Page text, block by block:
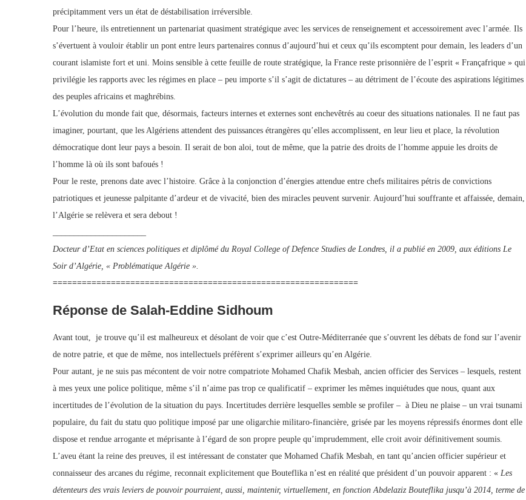
précipitamment vers un état de déstabilisation irréversible.
Pour l’heure, ils entretiennent un partenariat quasiment stratégique avec les services de renseignement et accessoirement avec l’armée. Ils
s’évertuent à vouloir établir un pont entre leurs partenaires connus d’aujourd’hui et ceux qu’ils escomptent pour demain, les leaders d’un
courant islamiste fort et uni. Moins sensible à cette feuille de route stratégique, la France reste prisonnière de l’esprit « Françafrique » qui
privilégie les rapports avec les régimes en place – peu importe s’il s’agit de dictatures – au détriment de l’écoute des aspirations légitimes
des peuples africains et maghrébins.
L’évolution du monde fait que, désormais, facteurs internes et externes sont enchevêtrés au coeur des situations nationales. Il ne faut pas
imaginer, pourtant, que les Algériens attendent des puissances étrangères qu’elles accomplissent, en leur lieu et place, la révolution
démocratique dont leur pays a besoin. Il serait de bon aloi, tout de même, que la patrie des droits de l’homme appuie les droits de
l’homme là où ils sont bafoués !
Pour le reste, prenons date avec l’histoire. Grâce à la conjonction d’énergies attendue entre chefs militaires pétris de convictions
patriotiques et jeunesse palpitante d’ardeur et de vivacité, bien des miracles peuvent survenir. Aujourd’hui souffrante et affaissée, demain,
l’Algérie se relèvera et sera debout !
Docteur d’Etat en sciences politiques et diplômé du Royal College of Defence Studies de Londres, il a publié en 2009, aux éditions Le
Soir d’Algérie, « Problématique Algérie ».
===============================================================
Réponse de Salah-Eddine Sidhoum
Avant tout, je trouve qu’il est malheureux et désolant de voir que c’est Outre-Méditerranée que s’ouvrent les débats de fond sur l’avenir
de notre patrie, et que de même, nos intellectuels préfèrent s’exprimer ailleurs qu’en Algérie.
Pour autant, je ne suis pas mécontent de voir notre compatriote Mohamed Chafik Mesbah, ancien officier des Services – lesquels, restent
à mes yeux une police politique, même s’il n’aime pas trop ce qualificatif – exprimer les mêmes inquiétudes que nous, quant aux
incertitudes de l’évolution de la situation du pays. Incertitudes derrière lesquelles semble se profiler – à Dieu ne plaise – un vrai tsunami
populaire, du fait du statu quo politique imposé par une oligarchie militaro-financière, grisée par les moyens répressifs énormes dont elle
dispose et rendue arrogante et méprisante à l’égard de son propre peuple qu’imprudemment, elle croit avoir définitivement soumis.
L’aveu étant la reine des preuves, il est intéressant de constater que Mohamed Chafik Mesbah, en tant qu’ancien officier supérieur et
connaisseur des arcanes du régime, reconnait explicitement que Bouteflika n’est en réalité que président d’un pouvoir apparent : « Les
détenteurs des vrais leviers de pouvoir pourraient, aussi, maintenir, virtuellement, en fonction Abdelaziz Bouteflika jusqu’à 2014, terme de